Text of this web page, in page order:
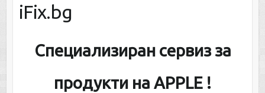
iFix.bg
Специализиран сервиз за
продукти на APPLE !